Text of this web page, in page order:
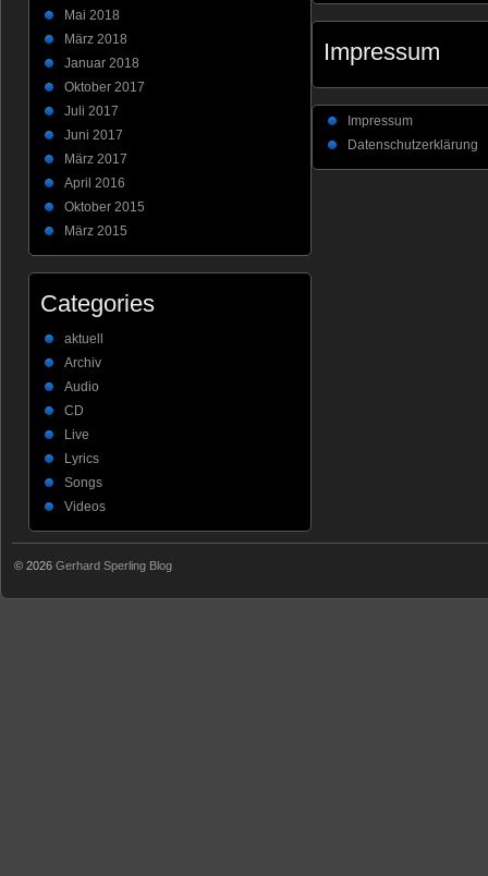
Impressum
Impressum
Datenschutzerklärung
Mai 2018
März 2018
Januar 2018
Oktober 2017
Juli 2017
Juni 2017
März 2017
April 2016
Oktober 2015
März 2015
Categories
aktuell
Archiv
Audio
CD
Live
Lyrics
Songs
Videos
© 2026 Gerhard Sperling Blog